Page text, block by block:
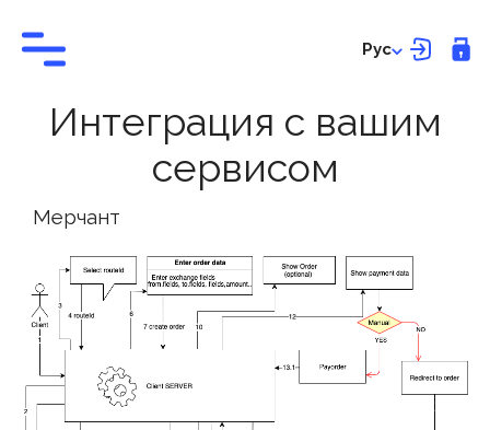
Рус
Интеграция с вашим
сервисом
Мерчант